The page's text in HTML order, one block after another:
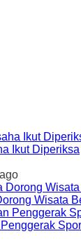
Ikut Diperiksa
Wisata